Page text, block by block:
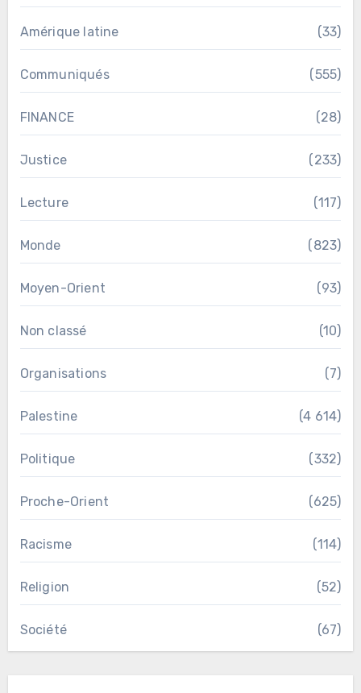
Amérique latine (33)
Communiqués (555)
FINANCE (28)
Justice (233)
Lecture (117)
Monde (823)
Moyen-Orient (93)
Non classé (10)
Organisations (7)
Palestine (4 614)
Politique (332)
Proche-Orient (625)
Racisme (114)
Religion (52)
Société (67)